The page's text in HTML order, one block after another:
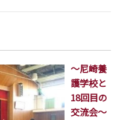
～尼崎養
護学校と
18回目の
交流会～